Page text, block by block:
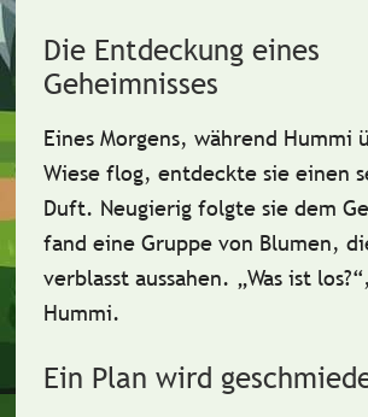
Die Entdeckung eines
Geheimnisses
Eines Morgens, während Hummi
Wiese flog, entdeckte sie einen
Duft. Neugierig folgte sie dem
fand eine Gruppe von Blumen,
verblasst aussahen. „Was ist los?“,
Hummi.
Ein Plan wird